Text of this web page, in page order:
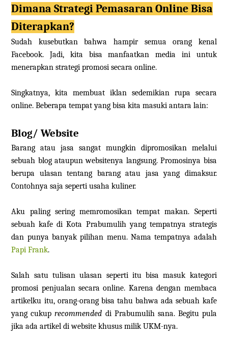
Dimana Strategi Pemasaran Online Bisa
Diterapkan?
Sudah kusebutkan bahwa hampir semua orang kenal
Facebook. Jadi, kita bisa manfaatkan media ini untuk
menerapkan strategi promosi secara online.
Singkatnya, kita membuat iklan sedemikian rupa secara
online. Beberapa tempat yang bisa kita masuki antara lain:
Blog/ Website
Barang atau jasa sangat mungkin dipromosikan melalui
sebuah blog ataupun websitenya langsung. Promosinya bisa
berupa ulasan tentang barang atau jasa yang dimaksur.
Contohnya saja seperti usaha kuliner.
Aku paling sering memromosikan tempat makan. Seperti
sebuah kafe di Kota Prabumulih yang tempatnya strategis
dan punya banyak pilihan menu. Nama tempatnya adalah
Papi Frank.
Salah satu tulisan ulasan seperti itu bisa masuk kategori
promosi penjualan secara online. Karena dengan membaca
artikelku itu, orang-orang bisa tahu bahwa ada sebuah kafe
yang cukuprecommended di Prabumulih sana. Begitu pula
jika ada artikel di website khusus milik UKM-nya.